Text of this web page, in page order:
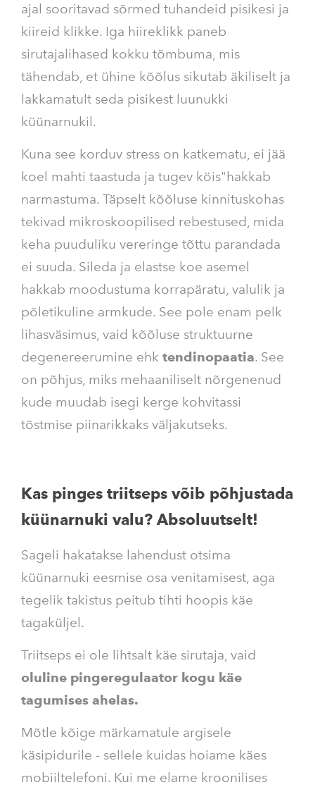
ajal sooritavad sõrmed tuhandeid pisikesi ja
kiireid klikke. Iga hiireklikk paneb
sirutajalihased kokku tõmbuma, mis
tähendab, et ühine kõõlus sikutab äkiliselt ja
lakkamatult seda pisikest luunukki
küünarnukil.
Kuna see korduv stress on katkematu, ei jää
koel mahti taastuda ja tugev köis"hakkab
narmastuma. Täpselt kõõluse kinnituskohas
tekivad mikroskoopilised rebestused, mida
keha puuduliku vereringe tõttu parandada
ei suuda. Sileda ja elastse koe asemel
hakkab moodustuma korrapäratu, valulik ja
põletikuline armkude. See pole enam pelk
lihasväsimus, vaid kõõluse struktuurne
degenereerumine ehk tendinopaatia. See
on põhjus, miks mehaaniliselt nõrgenenud
kude muudab isegi kerge kohvitassi
tõstmise piinarikkaks väljakutseks.
Kas pinges triitseps võib põhjustada
küünarnuki valu? Absoluutselt!
Sageli hakatakse lahendust otsima
küünarnuki eesmise osa venitamisest, aga
tegelik takistus peitub tihti hoopis käe
tagaküljel.
Triitseps ei ole lihtsalt käe sirutaja, vaid
oluline pingeregulaator kogu käe
tagumises ahelas.
Mõtle kõige märkamatule argisele
käsipidurile - sellele kuidas hoiame käes
mobiiltelefoni. Kui me elame kroonilises